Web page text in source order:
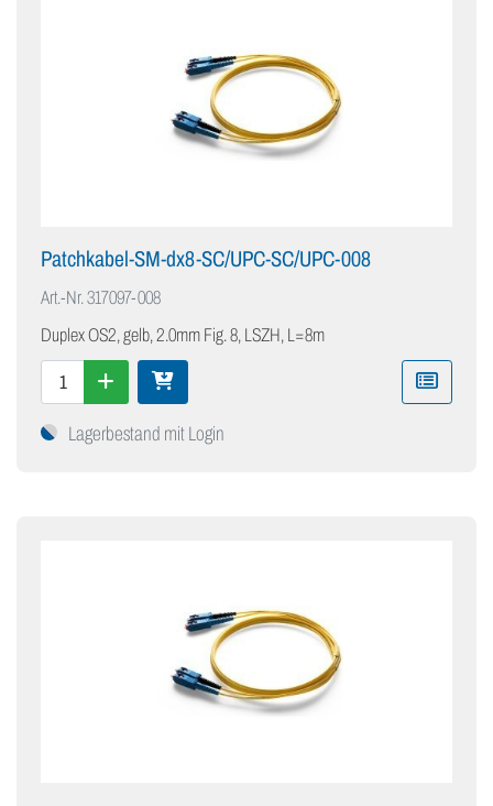
Patchkabel-SM-dx8-SC/UPC-SC/UPC-008
Art.-Nr.317097-008
Duplex OS2, gelb, 2.0mm Fig. 8, LSZH, L=8m
Lagerbestand mit Login